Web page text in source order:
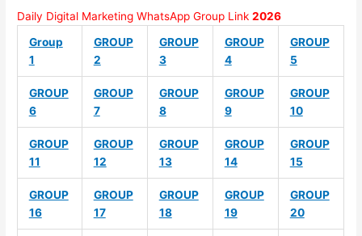
Daily Digital Marketing WhatsApp Group Link2026
Group
1
GROUP
2
GROUP
3
GROUP
4
GROUP
5
GROUP
6
GROUP
7
GROUP
8
GROUP
9
GROUP
10
GROUP
11
GROUP
12
GROUP
13
GROUP
14
GROUP
15
GROUP
16
GROUP
17
GROUP
18
GROUP
19
GROUP
20